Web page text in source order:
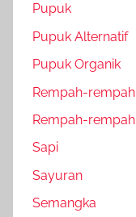
Pupuk
Pupuk Alternatif
Pupuk Organik
Rempah-rempah
Rempah-rempah
Sapi
Sayuran
Semangka